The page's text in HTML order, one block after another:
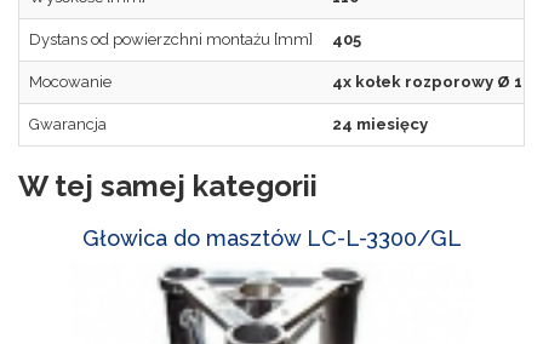
Dystans od powierzchni montażu [mm] 405
Mocowanie 4x kołek rozporowy Ø
Gwarancja 24 miesięcy
W tej samej kategorii
Głowica do masztów LC-L-3300/GL